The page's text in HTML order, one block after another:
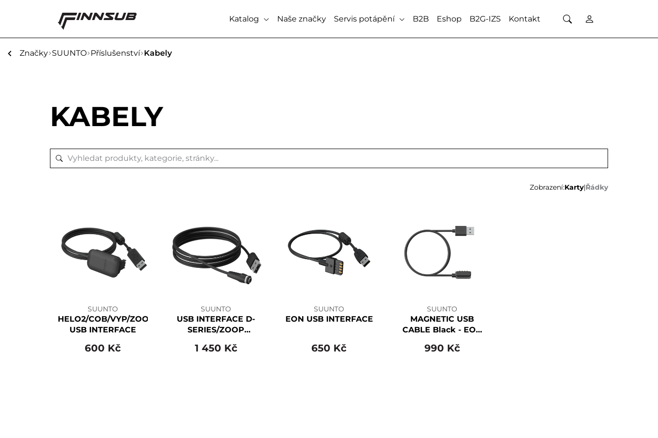
Katalog Naše značky Servis potápění B2B Eshop B2G-IZS Kontakt
Značky SUUNTO Příslušenství Kabely
KABELY
Zobrazení:Karty|Řádky
SUUNTO
HELO2/COB/VYP/ZOOP
USB INTERFACE
600 Kč
SUUNTO
USB INTERFACE D-
SERIES/ZOOP
1 450 Kč
SUUNTO
EON USB INTERFACE
650 Kč
SUUNTO
MAGNETIC USB
CABLE Black - EON
990 Kč